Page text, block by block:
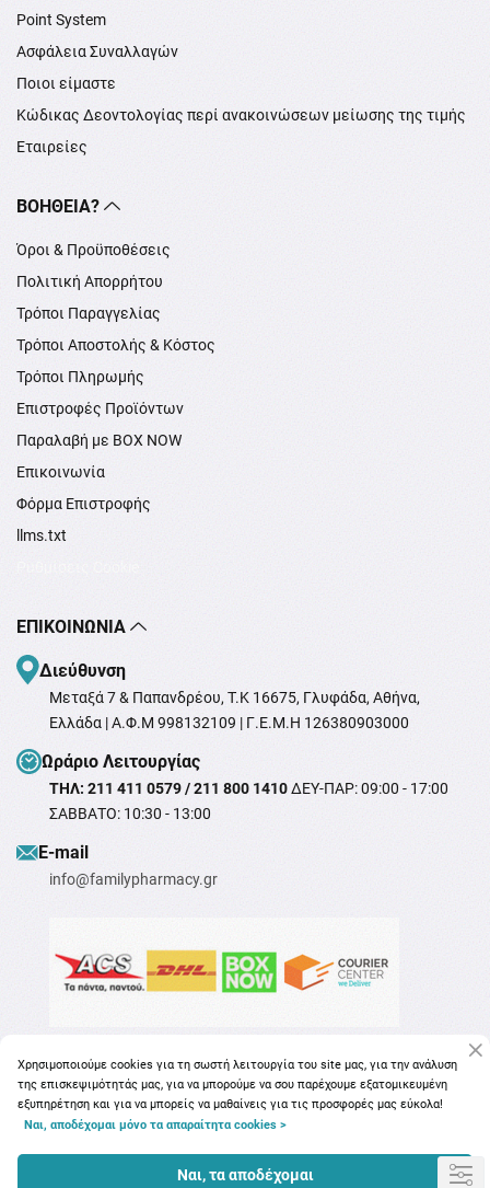
Point System
Ασφάλεια Συναλλαγών
Ποιοι είμαστε
Κώδικας Δεοντολογίας περί ανακοινώσεων μείωσης της τιμής
Εταιρείες
ΒΟΉΘΕΙΑ?
Όροι & Προϋποθέσεις
Πολιτική Απορρήτου
Τρόποι Παραγγελίας
Τρόποι Αποστολής & Κόστος
Τρόποι Πληρωμής
Επιστροφές Προϊόντων
Παραλαβή με BOX NOW
Επικοινωνία
Φόρμα Επιστροφής
llms.txt
ΕΠΙΚΟΙΝΩΝΊΑ
Διεύθυνση
Μεταξά 7 & Παπανδρέου, T.K 16675, Γλυφάδα, Αθήνα,
Ελλάδα | Α.Φ.Μ 998132109 | Γ.Ε.Μ.Η 126380903000
Ωράριο Λειτουργίας
ΤΗΛ: 211 411 0579 / 211 800 1410ΔΕΥ-ΠΑΡ: 09:00 - 17:00
ΣΑΒΒΑΤΟ: 10:30 - 13:00
Ε-mail
info@familypharmacy.gr
Χρησιμοποιούμε cookies για τη σωστή λειτουργία του site μας, για την ανάλυση
της επισκεψιμότητάς μας, για να μπορούμε να σου παρέχουμε εξατομικευμένη
εξυπηρέτηση και για να μπορείς να μαθαίνεις για τις προσφορές μας εύκολα!
Ναι, αποδέχομαι μόνο τα απαραίτητα cookies >
Ναι, τα αποδέχομαι